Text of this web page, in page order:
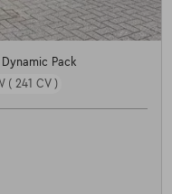
Dynamic Pack
( 241 CV )